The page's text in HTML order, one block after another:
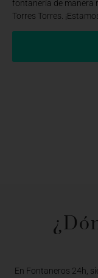
fontanería de manera
Torres Torres.
En Fontaneros 24h,